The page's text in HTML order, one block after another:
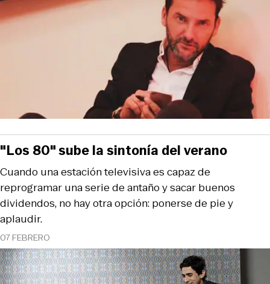
07 FEBRERO
Cuando una estación televisiva es capaz de
reprogramar una serie de antaño y sacar buenos
dividendos, no hay otra opción: ponerse de pie y
aplaudir.
"Los 80" sube la sintonía del verano